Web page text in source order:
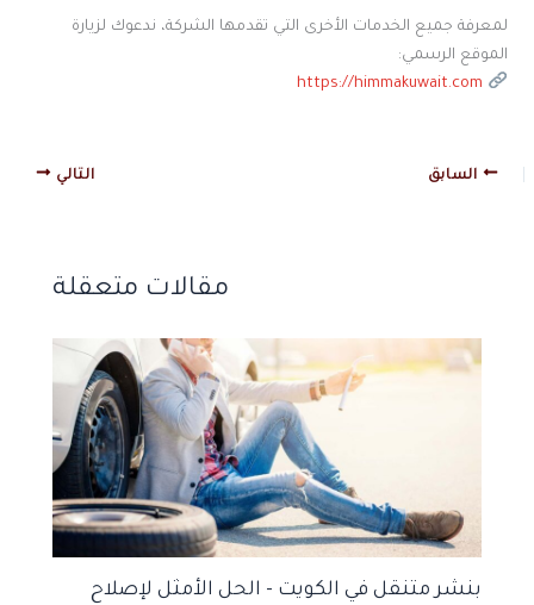
لمعرفة جميع الخدمات الأخرى التي تقدمها الشركة، ندعوك لزيارة
الموقع الرسمي:
https://himmakuwait.com
السابق التالي
مقالات متعقلة
بنشر متنقل في الكويت – الحل الأمثل لإصلاح